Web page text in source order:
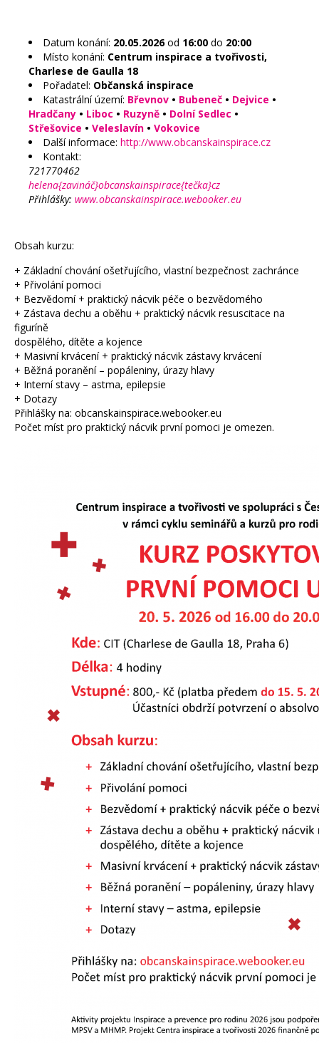
Datum konání: 20.05.2026od 16:00 do 20:00
Místo konání: Centrum inspirace a tvořivosti,
Charlese de Gaulla 18
Pořadatel: Občanská inspirace
Katastrální území: Břevnov • Bubeneč • Dejvice •
Hradčany • Liboc • Ruzyně • Dolní Sedlec •
Střešovice • Veleslavín • Vokovice
Další informace: http://www.obcanskainspirace.cz
Kontakt:
721770462
helena{zavináč}obcanskainspirace{tečka}cz
Přihlášky: www.obcanskainspirace.webooker.eu
Obsah kurzu:
+ Základní chování ošetřujícího, vlastní bezpečnost zachránce
+ Přivolání pomoci
+ Bezvědomí + praktický nácvik péče o bezvědomého
+ Zástava dechu a oběhu + praktický nácvik resuscitace na
figuríně
dospělého, dítěte a kojence
+ Masivní krvácení + praktický nácvik zástavy krvácení
+ Běžná poranění – popáleniny, úrazy hlavy
+ Interní stavy – astma, epilepsie
+ Dotazy
Přihlášky na: obcanskainspirace.webooker.eu
Počet míst pro praktický nácvik první pomoci je omezen.